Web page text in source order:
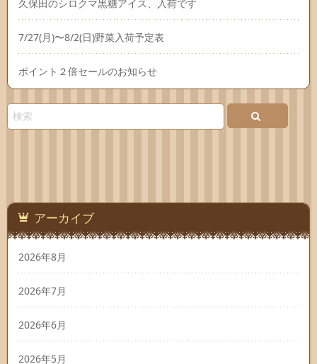
久保田のシロクマ黒糖アイス、入荷です
7/27(月)〜8/2(日)野菜入荷予定表
ポイント２倍セールのお知らせ
アーカイブ
2026年8月
2026年7月
2026年6月
2026年5月